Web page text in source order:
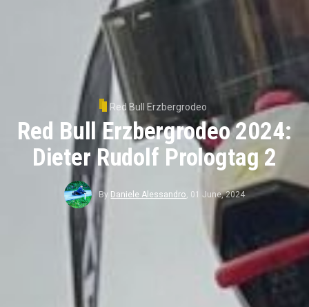
Red Bull Erzbergrodeo
Red Bull Erzbergrodeo 2024:
Dieter Rudolf Prologtag 2
By Daniele Alessandro, 01 June, 2024